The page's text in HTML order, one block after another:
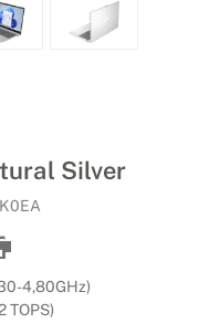
Silver
4,80GHz)
TOPS)